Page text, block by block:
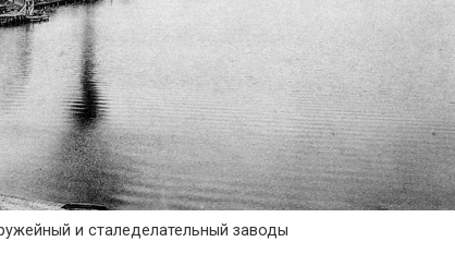
и сталеделательный заводы